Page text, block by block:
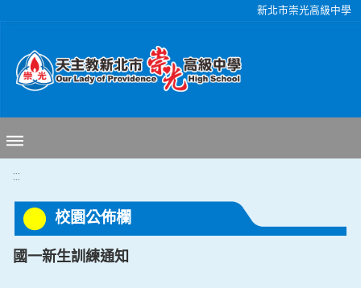
新北市崇光高級中學
:::
校園公佈欄
國一新生訓練通知